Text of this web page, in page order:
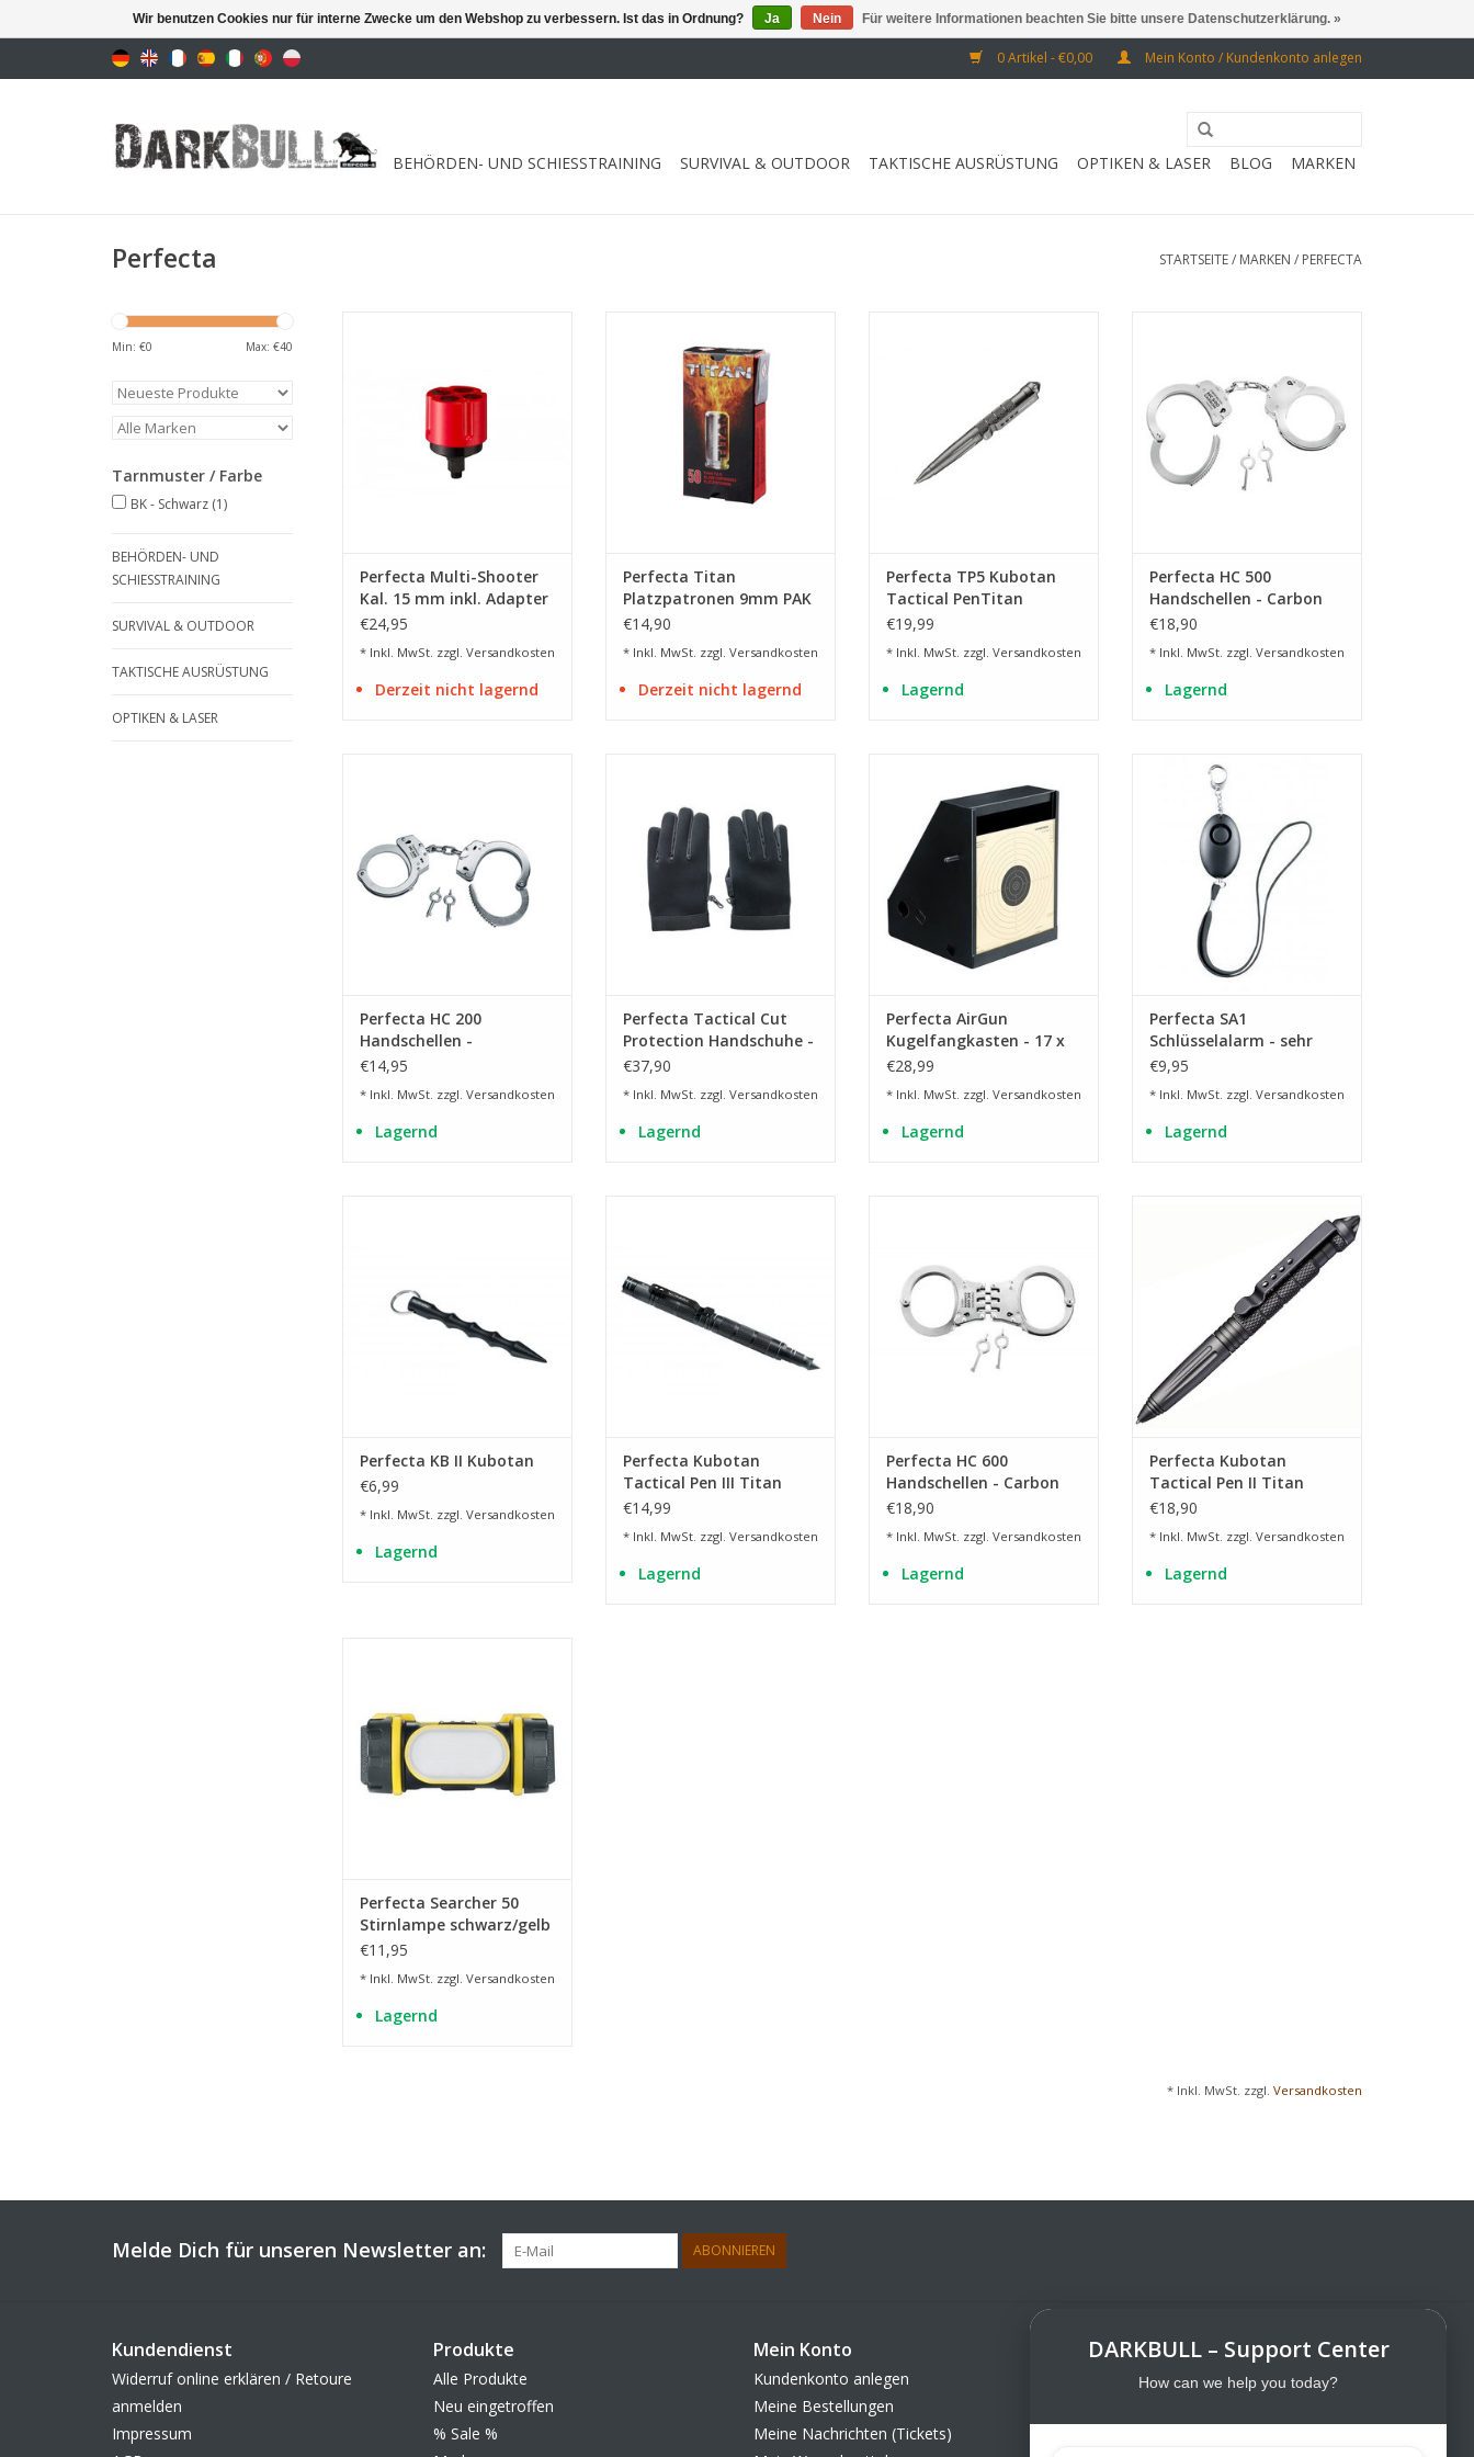
0 Artikel - €0,00 Mein Konto / Kundenkonto anlegen
BEHÖRDEN- UND SCHIESSTRAINING SURVIVAL & OUTDOOR TAKTISCHE AUSRÜSTUNG OPTIKEN & LASER BLOG MARKEN
Perfecta STARTSEITE/ MARKEN / PERFECTA
Min: €0 Max: €40
Tarnmuster / Farbe
BK - Schwarz (1)
BEHÖRDEN- UND
SCHIESSTRAINING
SURVIVAL & OUTDOOR
TAKTISCHE AUSRÜSTUNG
OPTIKEN & LASER
Perfecta Multi-Shooter
Kal. 15 mm inkl. Adapter
€24,95
* Inkl. MwSt. zzgl. Versandkosten
Derzeit nicht lagernd
mm PAK passend
ZUM WARENKORB HINZUFÜGEN
Perfecta Titan
Platzpatronen 9mm PAK
- 50 Stück
€14,90
* Inkl. MwSt. zzgl. Versandkosten
Derzeit nicht lagernd
Perfecta TP5 Kubotan
Tactical PenTitan
€19,99
* Inkl. MwSt. zzgl. Versandkosten
Lagernd
Perfecta HC 500
Handschellen - Carbon
Stahl
€18,90
* Inkl. MwSt. zzgl. Versandkosten
Lagernd
Perfecta HC 200
Handschellen -
vernickelter Stahl
€14,95
* Inkl. MwSt. zzgl. Versandkosten
Lagernd
Perfecta Tactical Cut
Protection Handschuhe -
BK - L
€37,90
* Inkl. MwSt. zzgl. Versandkosten
Lagernd
ZUM WARENKORB HINZUFÜGEN
Perfecta AirGun
Kugelfangkasten - 17 x
17 cm
€28,99
* Inkl. MwSt. zzgl. Versandkosten
Lagernd
mit Schlüsselring
ZUM WARENKORB HINZUFÜGEN
Perfecta SA1
Schlüsselalarm - sehr
laut 120 db
€9,95
* Inkl. MwSt. zzgl. Versandkosten
Lagernd
Perfecta KB II Kubotan
€6,99
* Inkl. MwSt. zzgl. Versandkosten
Lagernd
Perfecta Kubotan
Tactical Pen III Titan
€14,99
* Inkl. MwSt. zzgl. Versandkosten
Lagernd
Perfecta HC 600
Handschellen - Carbon
Stahl
€18,90
* Inkl. MwSt. zzgl. Versandkosten
Lagernd
ZUM WARENKORB HINZUFÜGEN
Perfecta Kubotan
Tactical Pen II Titan
€18,90
* Inkl. MwSt. zzgl. Versandkosten
Lagernd
Perfecta Searcher 50
Stirnlampe schwarz/gelb
€11,95
* Inkl. MwSt. zzgl. Versandkosten
Lagernd
* Inkl. MwSt. zzgl. Versandkosten
Melde Dich für unseren Newsletter an: ABONNIEREN
Kundendienst
Widerruf online erklären / Retoure
anmelden
Impressum
Produkte
Alle Produkte
Neu eingetroffen
% Sale %
Mein Konto
Kundenkonto anlegen
Meine Bestellungen
Meine Nachrichten (Tickets)
DarkBull TrendStore
DarkBull TrendStore – Your specialist
Wir benutzen Cookies nur für interne Zwecke um den Webshop zu verbessern. Ist das in Ordnung? Ja Nein Für weitere Informationen beachten Sie bitte unsere Datenschutzerklärung. »
DARKBULL – Support Center
How can we help you today?